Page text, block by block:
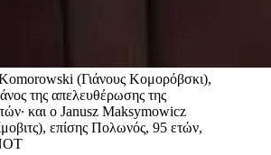
(Γιάνους Κομορόβσκι),
της απελευθέρωσης της
και ο Janusz Maksymowicz
επίσης Πολωνός, 95 ετών,